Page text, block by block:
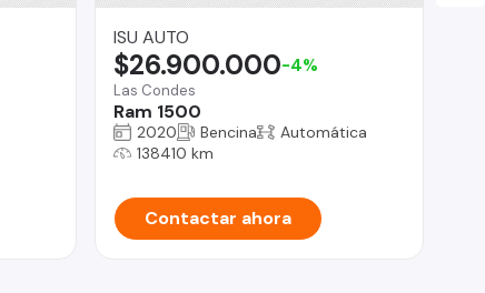
ISU AUTO
Las Condes
Ram 1500
$26.900.000-4%
2020 Bencina
Automática
138410 km
Contactar ahora